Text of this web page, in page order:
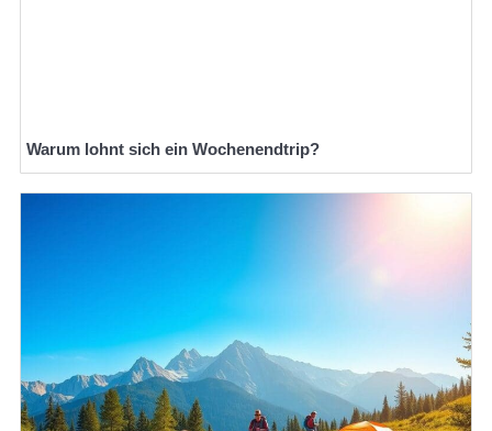
Warum lohnt sich ein Wochenendtrip?